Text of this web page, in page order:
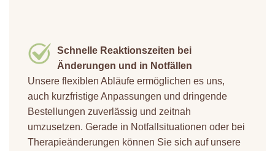
Schnelle Reaktionszeiten bei
Änderungen und in Notfällen
Unsere flexiblen Abläufe ermöglichen es uns,
auch kurzfristige Anpassungen und dringende
Bestellungen zuverlässig und zeitnah
umzusetzen. Gerade in Notfallsituationen oder bei
Therapieänderungen können Sie sich auf unsere